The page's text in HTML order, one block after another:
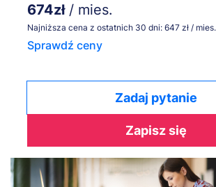
674zł / mies.
Najniższa cena z ostatnich 30 dni: 647 zł / mies.
Sprawdź ceny
Zadaj pytanie
Zapisz się